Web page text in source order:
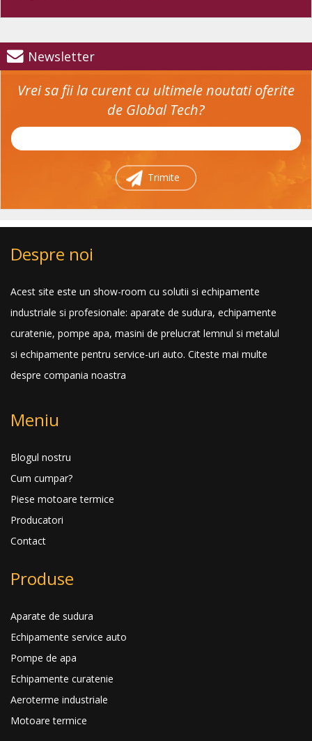
Newsletter
Vrei sa fii la curent cu ultimele noutati oferite
de Global Tech?
Trimite
Despre noi
Acest site este un show-room cu solutii si echipamente
industriale si profesionale: aparate de sudura, echipamente
curatenie, pompe apa, masini de prelucrat lemnul si metalul
si echipamente pentru service-uri auto. Citeste mai multe
despre compania noastra
Meniu
Blogul nostru
Cum cumpar?
Piese motoare termice
Producatori
Contact
Produse
Aparate de sudura
Echipamente service auto
Pompe de apa
Echipamente curatenie
Aeroterme industriale
Motoare termice